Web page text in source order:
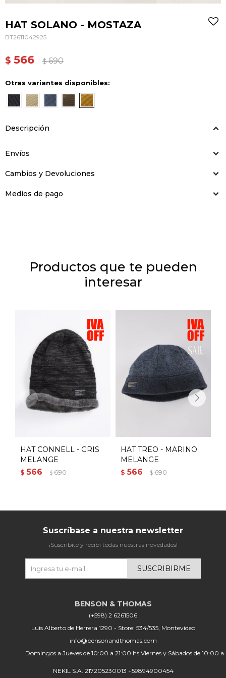
HAT SOLANO - MOSTAZA
BT2611042925
$ 566 $ 690
Otras variantes disponibles:
Descripción
Envíos
Cambios y Devoluciones
Medios de pago
Productos que te pueden
interesar
HAT CONNELL - GRIS
MELANGE
$ 566 $ 690
HAT TREO - MARINO
MELANGE
$ 566 $ 690
(+598) 2 6261506
Luis Alberto de Herrera 1290 - Store: 534/535, Montevideo
info@bensonandthomas.com
Domingos a Jueves de 10:00 a 21:00 hs Viernes y Sábados de 10:00
NEKIL S.A. 217205230013 +59894900454
Suscríbase a nuestra newsletter
¡Suscribite y recibí todas nuestras novedades!
SUSCRIBIRME